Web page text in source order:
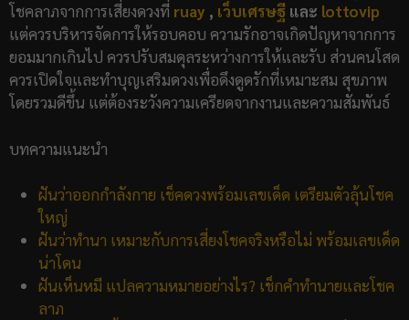
โชคลาภจากการเสี่ยงดวงที่ ruay , เว็บเศรษฐี และ lottovip
แต่ควรบริหารจัดการให้รอบคอบ ความรักอาจเกิดปัญหาจากการ
ยอมมากเกินไป ควรปรับสมดุลระหว่างการให้และรับ ส่วนคนโสด
ควรเปิดใจและทำบุญเสริมดวงเพื่อดึงดูดรักที่เหมาะสม สุขภาพ
โดยรวมดีขึ้น แต่ต้องระวังความเครียดจากงานและความสัมพันธ์
บทความแนะนำ
ฝันว่าออกกำลังกาย เช็คดวงพร้อมเลขเด็ด เตรียมตัวลุ้นโชค
ใหญ่
ฝันว่าทำนา เหมาะกับการเสี่ยงโชคจริงหรือไม่ พร้อมเลขเด็ด
น่าโดน
ฝันเห็นหมี แปลความหมายอย่างไร? เช็กคำทำนายและโชค
ลาภ